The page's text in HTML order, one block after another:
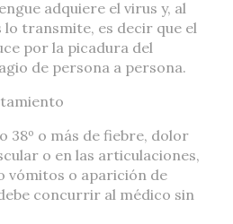
adquiere el virus y, al
transmite, es decir que el
por la picadura del
de persona a persona.
38º o más de fiebre, dolor
o en las articulaciones,
vómitos o aparición de
concurrir al médico sin